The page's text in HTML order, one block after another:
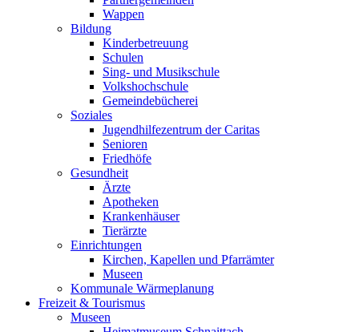
Wappen
Bildung
Kinderbetreuung
Schulen
Sing- und Musikschule
Volkshochschule
Gemeindebücherei
Soziales
Jugendhilfezentrum der Caritas
Senioren
Friedhöfe
Gesundheit
Ärzte
Apotheken
Krankenhäuser
Tierärzte
Einrichtungen
Kirchen, Kapellen und Pfarrämter
Museen
Kommunale Wärmeplanung
Freizeit & Tourismus
Museen